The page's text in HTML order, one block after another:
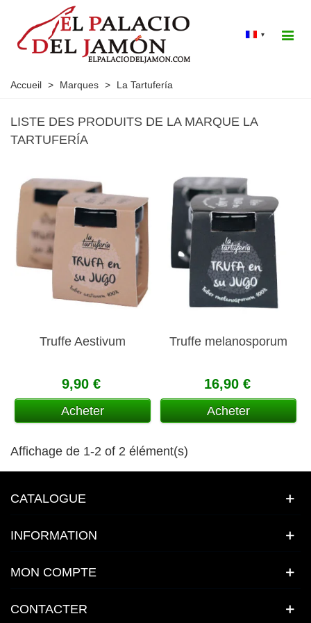
▾
Accueil > Marques > La Tartufería
LISTE DES PRODUITS DE LA MARQUE LA
TARTUFERÍA
Truffe Aestivum
9,90 €
Acheter
Truffe melanosporum
16,90 €
Acheter
Affichage de 1-2 of 2 élément(s)
CATALOGUE
INFORMATION
MON COMPTE
CONTACTER